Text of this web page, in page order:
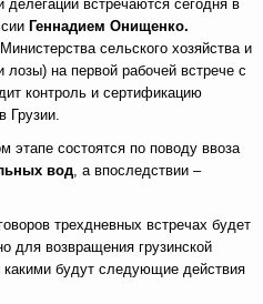
делегации встречаются сегодня в
Геннадием Онищенко.
сельского хозяйства и
на первой рабочей встрече с
контроль и сертификацию
Грузии.
этапе состоятся по поводу ввоза
вод, а впоследствии –
трехдневных встречах будет
для возвращения грузинской
какими будут следующие действия